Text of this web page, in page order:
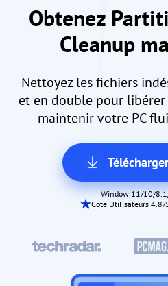
Obtenez
Cleanup
Nettoyez les fichiers
et en double pour libérer
maintenir votre PC
Window 11/10/
Cote Utilisateurs 4.8/